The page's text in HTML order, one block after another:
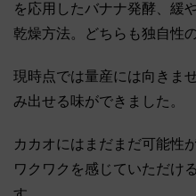
を応用したバナナ発酵、緩
乾燥方法。どちらも独自性
現時点では量産には向きま
み出せる味ができました。
カカオにはまだまだ可能性
ワクワクを感じていただけ